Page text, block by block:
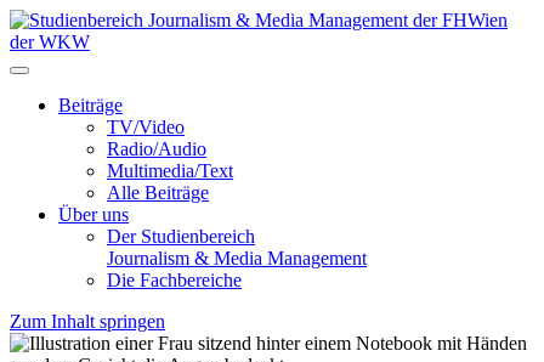
Beiträge
TV/Video
Radio/Audio
Multimedia/Text
Alle Beiträge
Über uns
Der Studienbereich
Journalism & Media Management
Die Fachbereiche
Zum Inhalt springen